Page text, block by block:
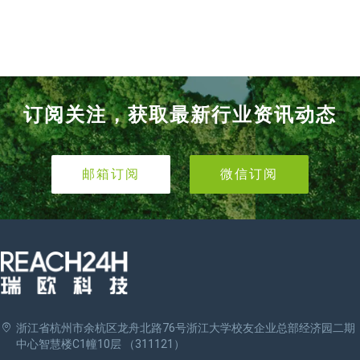
订阅关注，获取最新行业资讯动态
邮箱订阅 微信订阅
浙江省杭州市余杭区龙舟北路76号浙江大学校友企业总部经济园二期
中心智慧楼C1幢10层 （311121）